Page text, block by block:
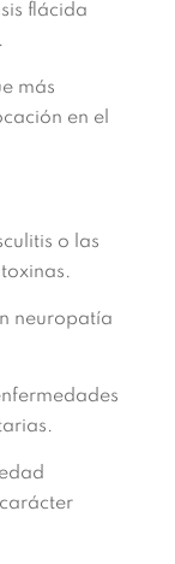
flácida
más
en el
o las
neuropatía